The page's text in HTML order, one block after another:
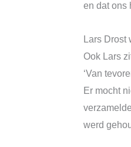
en dat ons
Lars Drost
Ook Lars
‘Van
Er mocht
werd